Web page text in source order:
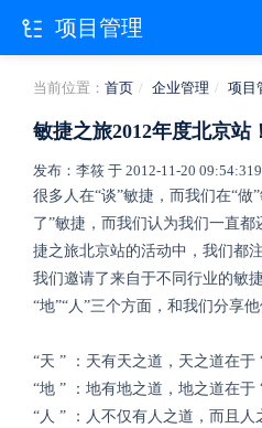
当前位置： 首页 企业管理 项目
敏捷之旅2012年度北京站！
发布：李筱 于 2012-11-20 09:54:31
很多人在“谈”敏捷，而我们在“做
了”敏捷，而我们认为我们一直都
捷之旅北京站的活动中，我们都
我们邀请了来自于不同行业的敏
“地”“人”三个方面，和我们分享他
“天 ” ：天有天之道，天之道在
“地 ” ：地有地之道，地之道在
“人 ” ：人不仅有人之道，而且
项目管理